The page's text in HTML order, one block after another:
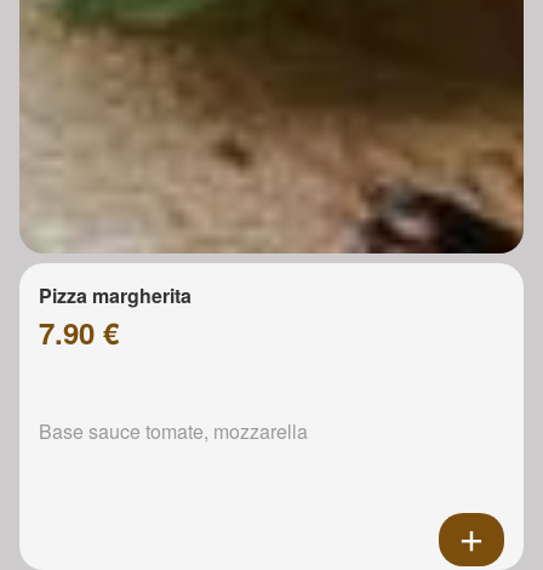
Pizza margherita
7.90 €
Base sauce tomate, mozzarella